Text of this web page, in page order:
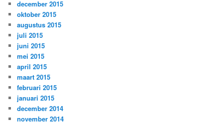
december 2015
oktober 2015
augustus 2015
juli 2015
juni 2015
mei 2015
april 2015
maart 2015
februari 2015
januari 2015
december 2014
november 2014